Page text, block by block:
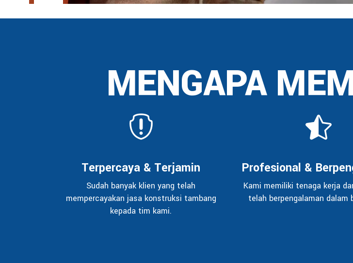
MENGAPA
Terpercaya & Terjamin
Sudah banyak klien yang telah
mempercayakan jasa konstruksi tambang
kepada tim kami.
Profesional &
Kami memiliki tenaga kerja
telah berpengalaman dalam